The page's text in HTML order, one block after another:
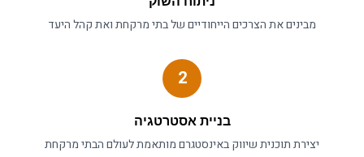
מבינים את הצרכים הייחודיים שלבתי מרקחתואת קהל היעד
2
בניית אסטרטגיה
יצירת תוכניתשיווק באינסטגרםמותאמת לעולם הבתי מרקחת